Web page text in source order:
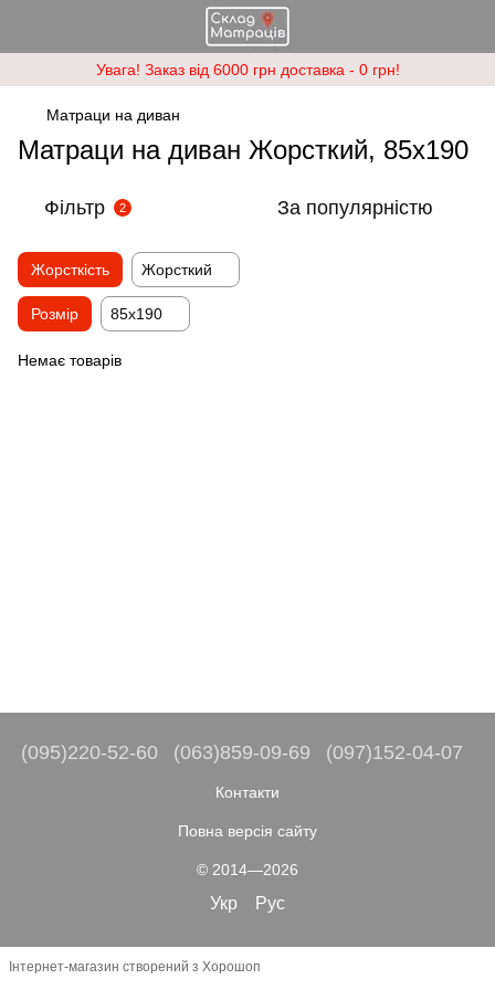
Увага! Заказ від 6000 грн доставка - 0 грн!
Матраци на диван
Матраци на диван Жорсткий, 85х190
Фільтр 2 За популярністю
Жорсткість Жорсткий
Розмір 85х190
Немає товарів
(095)220-52-60 (063)859-09-69 (097)152-04-07
Контакти
Повна версія сайту
© 2014—2026
Укр Рус
Інтернет-магазин створений з Хорошоп